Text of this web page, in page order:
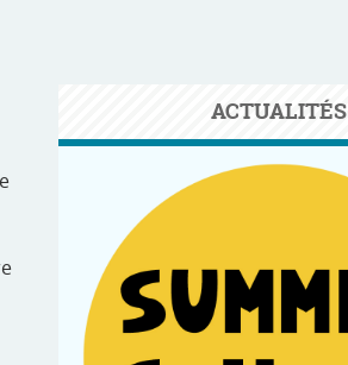
ACTUALITÉS